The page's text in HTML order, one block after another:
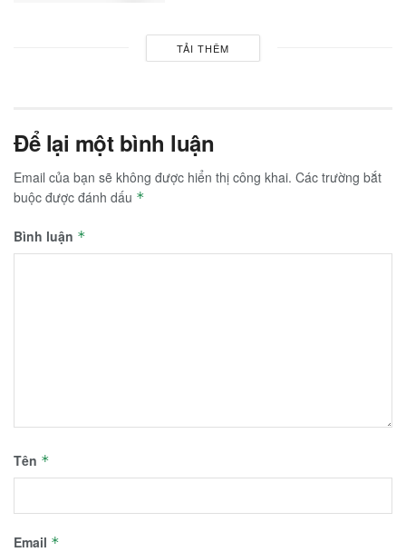
TẢI THÊM
Để lại một bình luận
Email của bạn sẽ không được hiển thị công khai. Các trường bắt
buộc được đánh dấu *
Bình luận *
Tên *
Email *